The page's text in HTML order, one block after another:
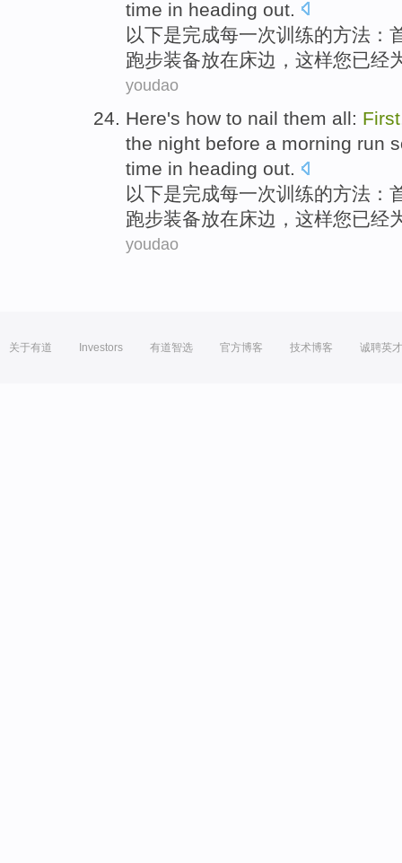
time in heading out.
以下是完成每一次训练的方法：
跑步装备放在床边， 这样您已经
youdao
Here's how to nail them all: First
the night before a morning run
time in heading out.
以下是完成每一次训练的方法：
跑步装备放在床边， 这样您已经
youdao
关于有道 Investors 有道智选 官方博客 技术博客 诚聘英才